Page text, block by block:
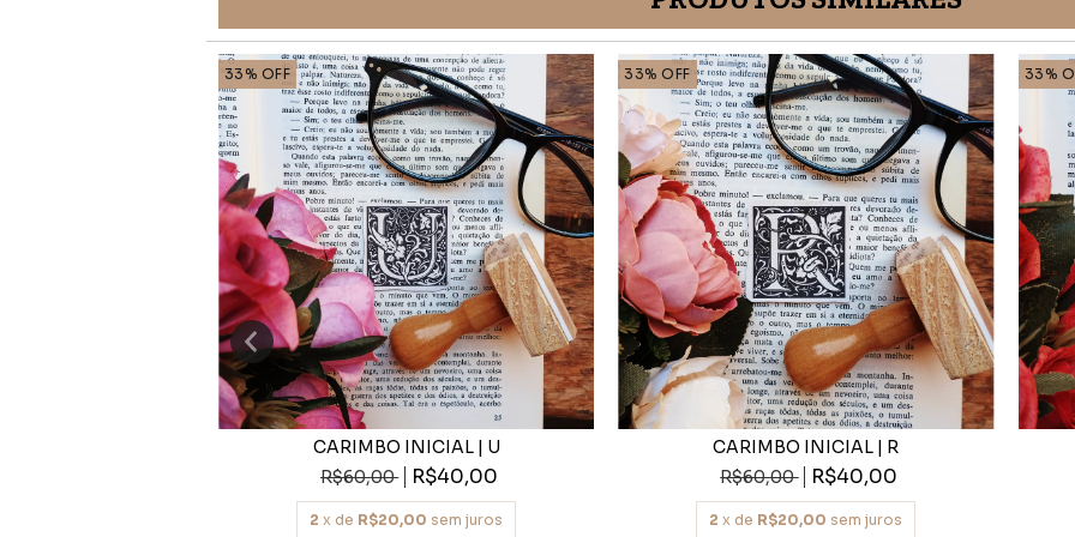
33% OFF
CARIMBO INICIAL | U
R$60,00
R$40,00
2 x de R$20,00 sem juros
33%OFF
CARIMBO INICIAL | R
R$60,00
R$40,00
2 x de R$20,00 sem juros
33%